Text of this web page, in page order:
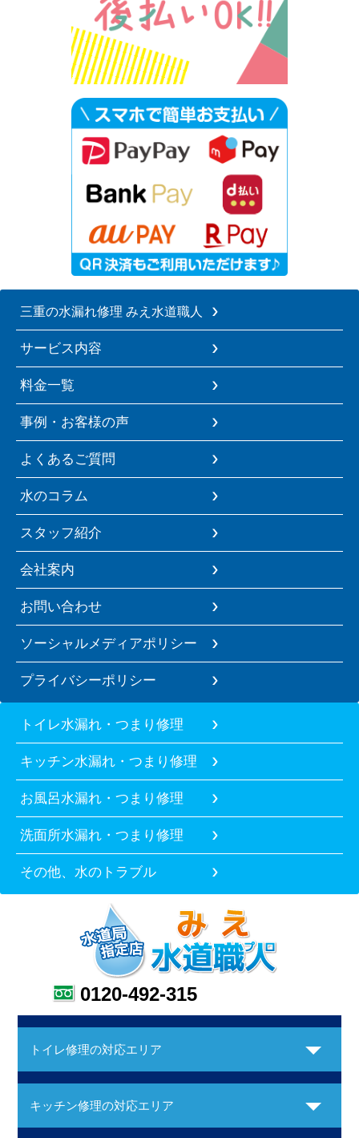
三重の水漏れ修理 みえ水道職人
サービス内容
料金一覧
事例・お客様の声
よくあるご質問
水のコラム
スタッフ紹介
会社案内
お問い合わせ
ソーシャルメディアポリシー
プライバシーポリシー
トイレ水漏れ・つまり修理
キッチン水漏れ・つまり修理
お風呂水漏れ・つまり修理
洗面所水漏れ・つまり修理
その他、水のトラブル
0120-492-315
トイレ修理の対応エリア
キッチン修理の対応エリア